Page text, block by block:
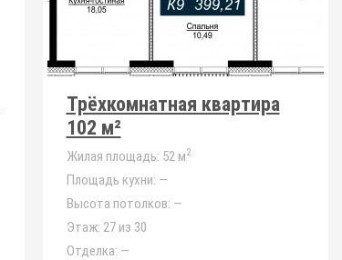
Трёхкомнатная квартира
102 м²
Жилая площадь: 52 м2
Площадь кухни: —
Высота потолков: —
Этаж: 27 из 30
Отделка: —